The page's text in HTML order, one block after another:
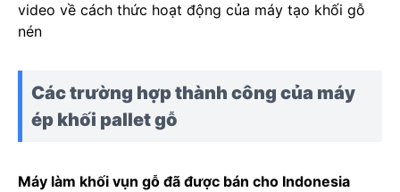
video về cách thức hoạt động của máy tạo khối gỗ
nén
Các trường hợp thành công của máy
ép khối pallet gỗ
Máy làm khối vụn gỗ đã được bán cho Indonesia